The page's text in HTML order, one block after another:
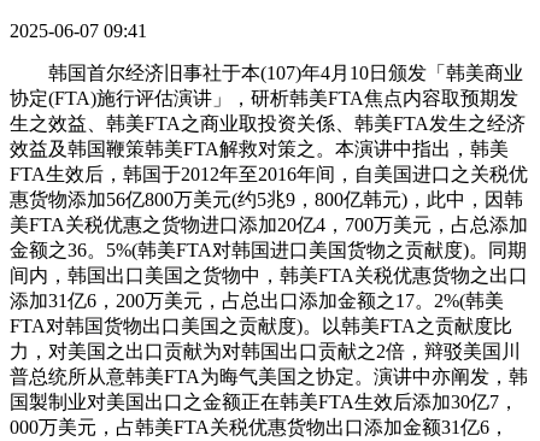
2025-06-07 09:41
韩国首尔经济旧事社于本(107)年4月10日颁发「韩美商业
协定(FTA)施行评估演讲」，研析韩美FTA焦点内容取预期发
生之效益、韩美FTA之商业取投资关係、韩美FTA发生之经济
效益及韩国鞭策韩美FTA解救对策之。本演讲中指出，韩美
FTA生效后，韩国于2012年至2016年间，自美国进口之关税优
惠货物添加56亿800万美元(约5兆9，800亿韩元)，此中，因韩
美FTA关税优惠之货物进口添加20亿4，700万美元，占总添加
金额之36。5%(韩美FTA对韩国进口美国货物之贡献度)。同期
间内，韩国出口美国之货物中，韩美FTA关税优惠货物之出口
添加31亿6，200万美元，占总出口添加金额之17。2%(韩美
FTA对韩国货物出口美国之贡献度)。以韩美FTA之贡献度比
力，对美国之出口贡献为对韩国出口贡献之2倍，辩驳美国川
普总统所从意韩美FTA为晦气美国之协定。演讲中亦阐发，韩
国製制业对美国出口之金额正在韩美FTA生效后添加30亿7，
000万美元，占韩美FTA关税优惠货物出口添加金额31亿6，